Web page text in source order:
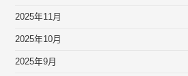
2025年11月
2025年10月
2025年9月